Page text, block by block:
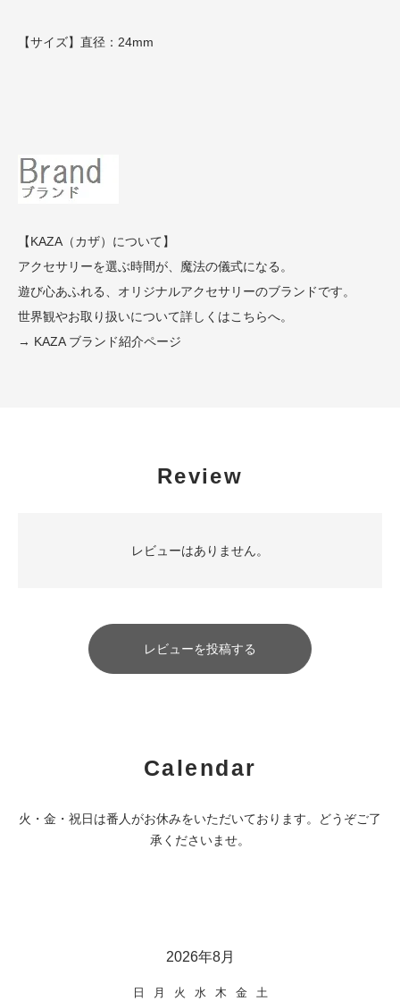
【サイズ】直径：24mm
【KAZA（カザ）について】
アクセサリーを選ぶ時間が、魔法の儀式になる。
遊び心あふれる、オリジナルアクセサリーのブランドです。
世界観やお取り扱いについて詳しくはこちらへ。
→ KAZA ブランド紹介ページ
Review
レビューはありません。
レビューを投稿する
Calendar
火・金・祝日は番人がお休みをいただいております。どうぞご了
承くださいませ。
2026年8月
日 月 火 水 木 金 土